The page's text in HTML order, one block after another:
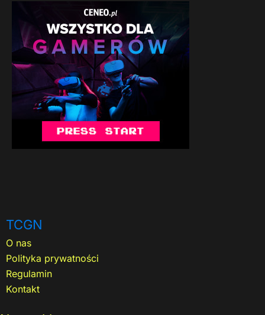
TCGN
O nas
Polityka prywatności
Regulamin
Kontakt